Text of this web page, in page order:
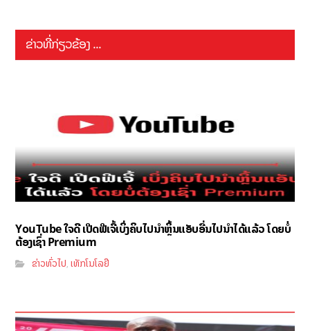
ຂ່າວທີ່ກ່ຽວຂ້ອງ ...
YouTube ໃຈດີ ເປີດຟີເຈີ້ເບິ່ງຄິບໄປນຳຫຼິ້ນແອັບອື່ນໄປນຳໄດ້ແລ້ວ ໂດຍບໍ່
ຕ້ອງເຊົ່າ Premium
ຂ່າວທົ່ວໄປ,ເທັກໂນໂລຢີ